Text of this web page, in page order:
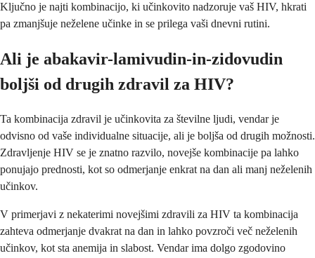
Ključno je najti kombinacijo, ki učinkovito nadzoruje vaš HIV, hkrati
pa zmanjšuje neželene učinke in se prilega vaši dnevni rutini.
Ali je abakavir-lamivudin-in-zidovudin
boljši od drugih zdravil za HIV?
Ta kombinacija zdravil je učinkovita za številne ljudi, vendar je
odvisno od vaše individualne situacije, ali je boljša od drugih možnosti.
Zdravljenje HIV se je znatno razvilo, novejše kombinacije pa lahko
ponujajo prednosti, kot so odmerjanje enkrat na dan ali manj neželenih
učinkov.
V primerjavi z nekaterimi novejšimi zdravili za HIV ta kombinacija
zahteva odmerjanje dvakrat na dan in lahko povzroči več neželenih
učinkov, kot sta anemija in slabost. Vendar ima dolgo zgodovino